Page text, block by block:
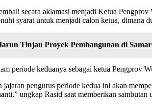
secara aklamasi menjadi Ketua
syarat untuk menjadi calon ketua, dimana
Tinjau Proyek Pembangunan di
periode keduanya sebagai ketua Pengprov
jajaran pengurus periode kedua ini akan
ungkap Rasid saat memberikan